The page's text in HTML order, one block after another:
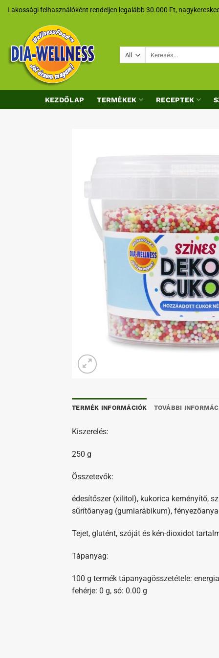
SkipLakossági felhasználóként rendeljen legalább 30.000 Ft,
KEZDŐLAP TERMÉKEK RECEPTEK
TERMÉK INFORMÁCIÓK TOVÁBBI
Kiszerelés:
250 g
Összetevők:
édesítőszer (xilitol), kukorica keményítő,
sűrítőanyag (gumiarábikum),
Tejet, glutént, szóját és kén-dioxidot
Tápanyag:
100 g termék tápanyagösszetétele:
fehérje: 0 g, só: 0.00 g